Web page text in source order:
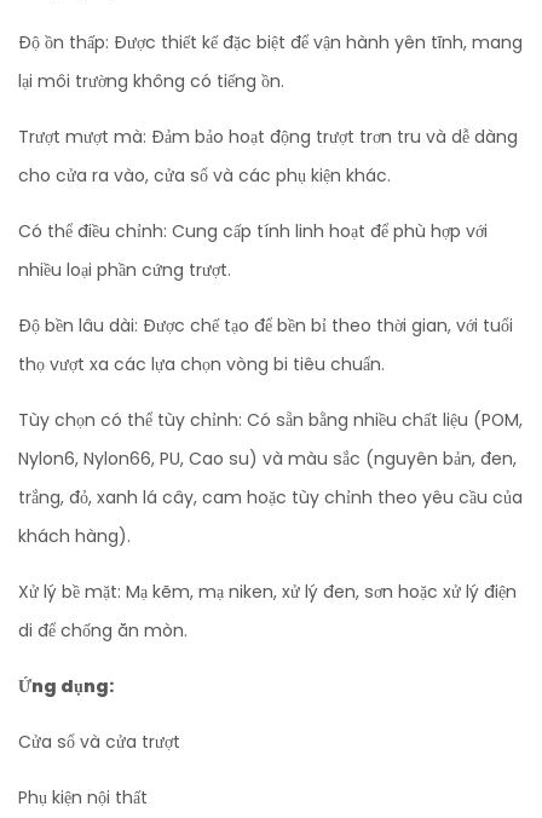
Độ ồn thấp: Được thiết kế đặc biệt để vận hành yên tĩnh, mang
lại môi trường không có tiếng ồn.
Trượt mượt mà: Đảm bảo hoạt động trượt trơn tru và dễ dàng
cho cửa ra vào, cửa sổ và các phụ kiện khác.
Có thể điều chỉnh: Cung cấp tính linh hoạt để phù hợp với
nhiều loại phần cứng trượt.
Độ bền lâu dài: Được chế tạo để bền bỉ theo thời gian, với tuổi
thọ vượt xa các lựa chọn vòng bi tiêu chuẩn.
Tùy chọn có thể tùy chỉnh: Có sẵn bằng nhiều chất liệu (POM,
Nylon6, Nylon66, PU, ​​Cao su) và màu sắc (nguyên bản, đen,
trắng, đỏ, xanh lá cây, cam hoặc tùy chỉnh theo yêu cầu của
khách hàng).
Xử lý bề mặt: Mạ kẽm, mạ niken, xử lý đen, sơn hoặc xử lý điện
di để chống ăn mòn.
Ứng dụng:
Cửa sổ và cửa trượt
Phụ kiện nội thất